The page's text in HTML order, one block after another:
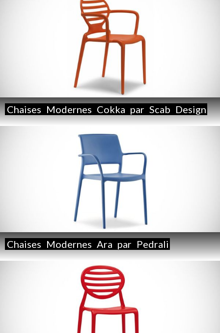
Chaises Modernes Cokka par Scab Design
Chaises Modernes Ara par Pedrali